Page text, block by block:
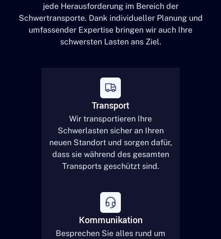
jede Herausforderung im Bereich der
Schwertransporte. Dank individueller Planung und
umfassender Expertise bringen wir auch Ihre
schwersten Lasten ans Ziel.
Transport
Wir transportieren Ihre
Schwerlasten sicher an Ihren
neuen Standort und sorgen dafür,
dass sie während des gesamten
Transports geschützt sind.
Kommunikation
Besprechen Sie alles rund um